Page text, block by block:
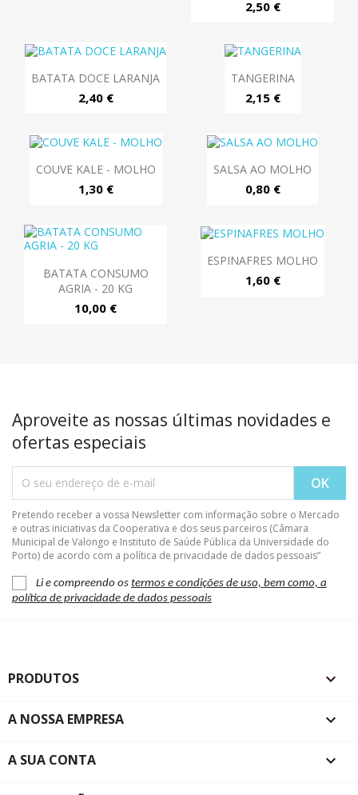
2,50 €
BATATA DOCE LARANJA
2,40 €
TANGERINA
2,15 €
COUVE KALE - MOLHO
1,30 €
SALSA AO MOLHO
0,80 €
BATATA CONSUMO
AGRIA - 20 KG
10,00 €
ESPINAFRES MOLHO
1,60 €
Aproveite as nossas últimas novidades e
ofertas especiais
Pretendo receber a vossa Newsletter com informação sobre o Mercado
e outras iniciativas da Cooperativa e dos seus parceiros (Câmara
Municipal de Valongo e Instituto de Saúde Pública da Universidade do
Porto) de acordo com a política de privacidade de dados pessoais”
Li e compreendo os termos e condições de uso, bem como, a
política de privacidade de dados pessoais
PRODUTOS 
A NOSSA EMPRESA 
A SUA CONTA 